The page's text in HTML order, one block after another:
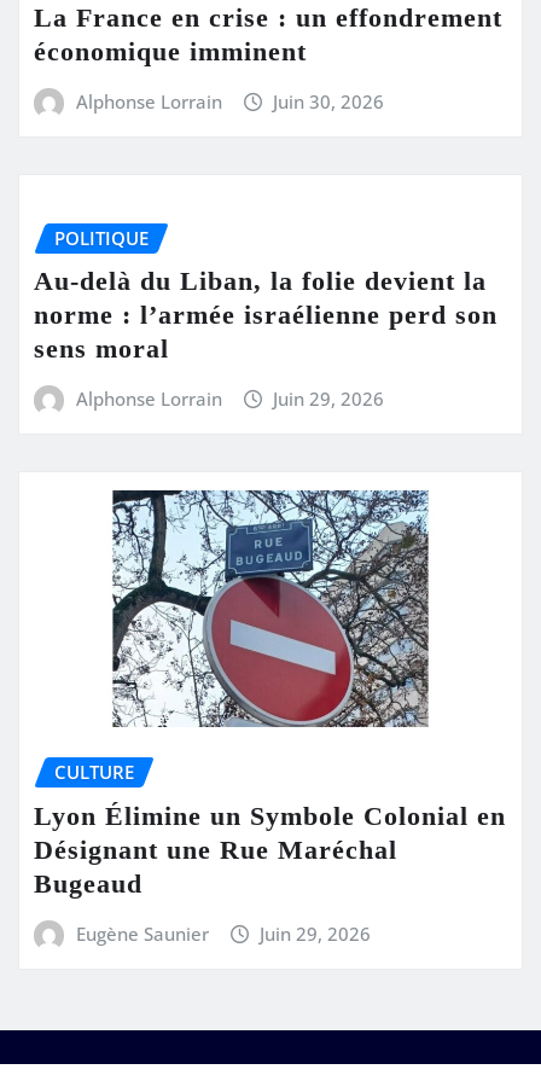
La France en crise : un effondrement
économique imminent
Alphonse Lorrain Juin 30, 2026
POLITIQUE
Au-delà du Liban, la folie devient la
norme : l’armée israélienne perd son
sens moral
Alphonse Lorrain Juin 29, 2026
CULTURE
Lyon Élimine un Symbole Colonial en
Désignant une Rue Maréchal
Bugeaud
Eugène Saunier Juin 29, 2026